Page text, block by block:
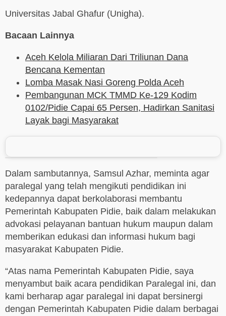
Universitas Jabal Ghafur (Unigha).
Bacaan Lainnya
Aceh Kelola Miliaran Dari Triliunan Dana
Bencana Kementan
Lomba Masak Nasi Goreng Polda Aceh
Pembangunan MCK TMMD Ke-129 Kodim
0102/Pidie Capai 65 Persen, Hadirkan Sanitasi
Layak bagi Masyarakat
Dalam sambutannya, Samsul Azhar, meminta agar
paralegal yang telah mengikuti pendidikan ini
kedepannya dapat berkolaborasi membantu
Pemerintah Kabupaten Pidie, baik dalam melakukan
advokasi pelayanan bantuan hukum maupun dalam
memberikan edukasi dan informasi hukum bagi
masyarakat Kabupaten Pidie.
“Atas nama Pemerintah Kabupaten Pidie, saya
menyambut baik acara pendidikan Paralegal ini, dan
kami berharap agar paralegal ini dapat bersinergi
dengan Pemerintah Kabupaten Pidie dalam berbagai